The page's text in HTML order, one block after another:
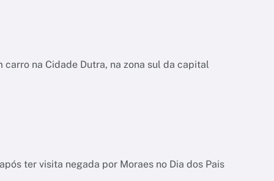
na Cidade Dutra, na zona sul da capital
ter visita negada por Moraes no Dia dos Pais